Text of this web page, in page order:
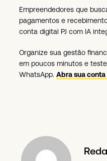
Empreendedores que
pagamentos e
conta digital PJ com IA
Organize sua gestão
em poucos minutos e
WhatsApp. Abra sua